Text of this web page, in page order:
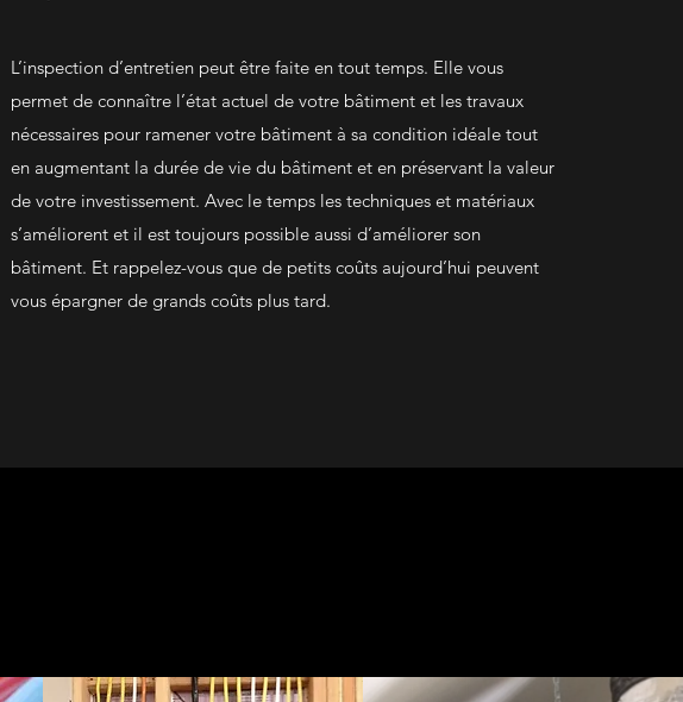
L’inspection d’entretien peut être faite en tout temps. Elle vous
permet de connaître l’état actuel de votre bâtiment et les travaux
nécessaires pour ramener votre bâtiment à sa condition idéale tout
en augmentant la durée de vie du bâtiment et en préservant la valeur
de votre investissement. Avec le temps les techniques et matériaux
s’améliorent et il est toujours possible aussi d’améliorer son
bâtiment. Et rappelez-vous que de petits coûts aujourd’hui peuvent
vous épargner de grands coûts plus tard.